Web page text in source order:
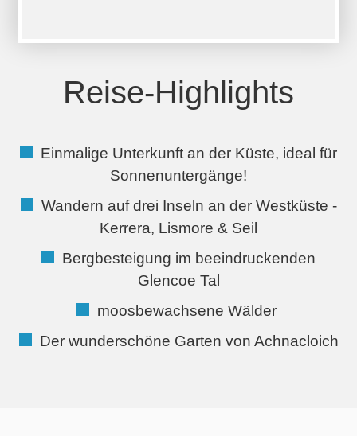
Reise-Highlights
Einmalige Unterkunft an der Küste, ideal für
Sonnenuntergänge!
Wandern auf drei Inseln an der Westküste -
Kerrera, Lismore & Seil
Bergbesteigung im beeindruckenden
Glencoe Tal
moosbewachsene Wälder
Der wunderschöne Garten von Achnacloich